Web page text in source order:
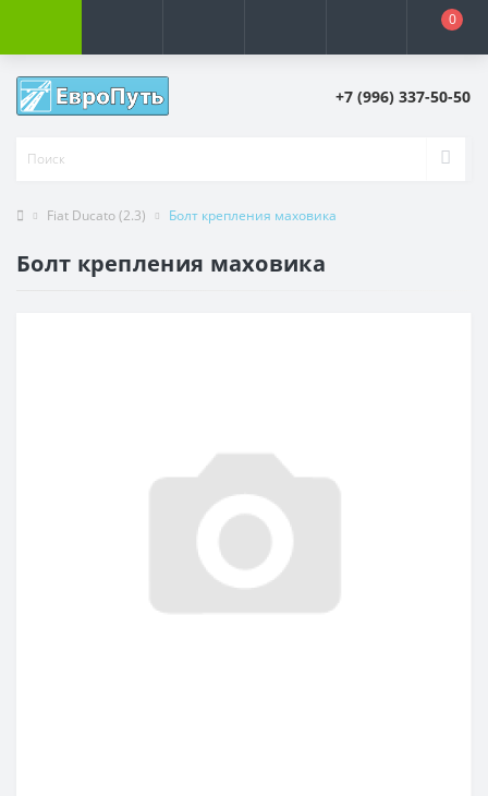
0
+7 (996) 337-50-50
Fiat Ducato (2.3) Болт крепления маховика
Болт крепления маховика